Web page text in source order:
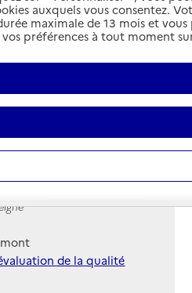
de la qualité
auxquels vous consentez.
maximale de 13 mois et
préférences à tout moment